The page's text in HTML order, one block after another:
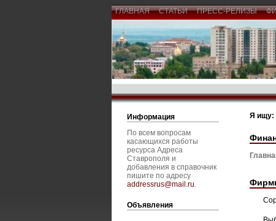
ГЛАВНАЯ СТАТЬИ ПРЕСС-РЕЛИЗЫ
Информация
По всем вопросам
касающихся работы
ресурса Адреса
Ставрополя и
добавления в справочник
пишите по адресу
addressrus@mail.ru.
Объявления
Я ищу: